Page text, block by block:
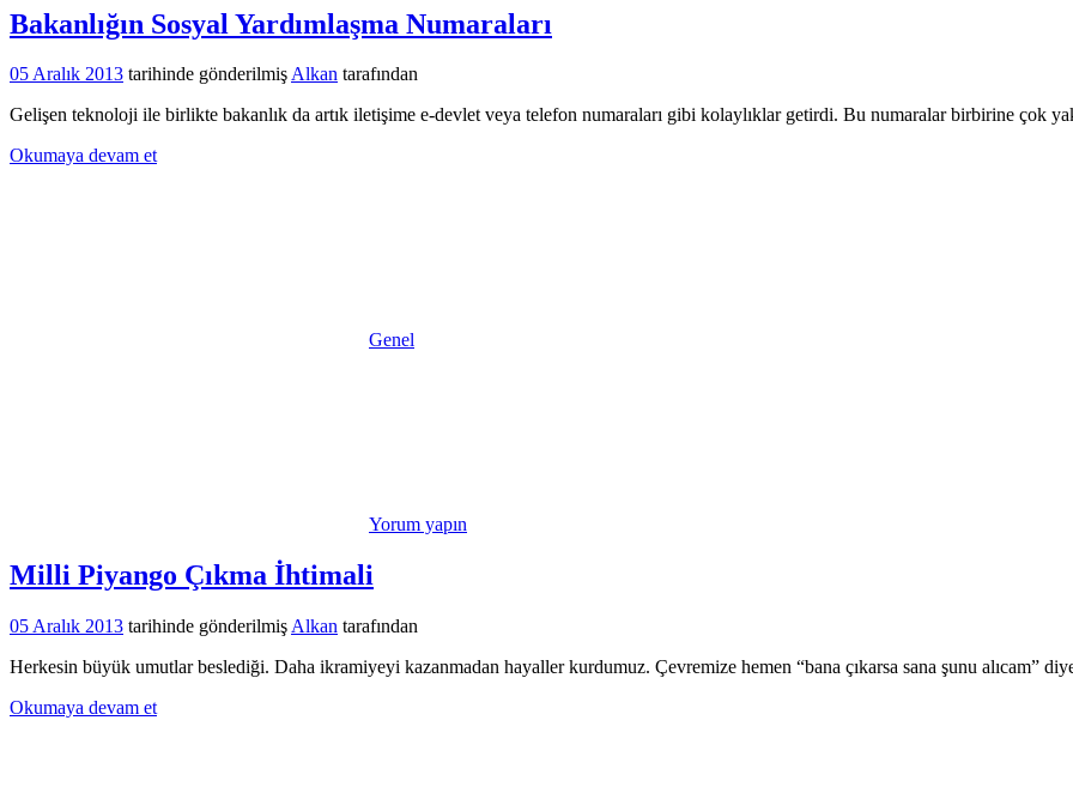
Bakanlığın Sosyal Yardımlaşma Numaraları
05 Aralık 2013 tarihinde gönderilmişAlkan tarafından
Gelişen teknoloji ile birlikte bakanlık da artık iletişime e-devlet veya telefon numaraları gibi kolaylıklar getirdi. Bu numaralar birbirine çok
Okumaya devam et
Genel
Yorum yapın
Milli Piyango Çıkma İhtimali
05 Aralık 2013 tarihinde gönderilmiş Alkan tarafından
Herkesin büyük umutlar beslediği. Daha ikramiyeyi kazanmadan hayaller kurdumuz. Çevremize hemen “bana çıkarsa sana şunu alıcam”
Okumaya devam et